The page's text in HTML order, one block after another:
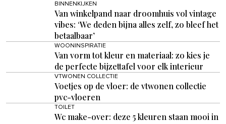
BINNENKIJKEN
Van winkelpand naar droomhuis vol vintage
vibes: ‘We deden bijna alles zelf, zo bleef het
betaalbaar’
WOONINSPIRATIE
Van vorm tot kleur en materiaal: zo kies je
de perfecte bijzettafel voor elk interieur
VTWONEN COLLECTIE
Voetjes op de vloer: de vtwonen collectie
pvc-vloeren
TOILET
Wc make-over: deze 5 kleuren staan mooi in